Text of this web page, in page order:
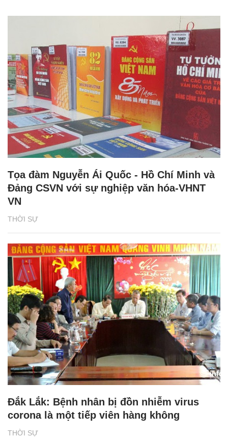
THỜI SỰ
Tọa đàm Nguyễn Ái Quốc - Hồ Chí Minh và
Đảng CSVN với sự nghiệp văn hóa-VHNT
VN
THỜI SỰ
Đắk Lắk: Bệnh nhân bị đồn nhiễm virus
corona là một tiếp viên hàng không